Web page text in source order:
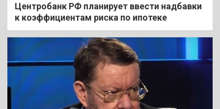
Центробанк РФ планирует ввести надбавки
к коэффициентам риска по ипотеке